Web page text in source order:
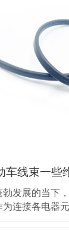
车线束一些
发展的当下
连接各电器